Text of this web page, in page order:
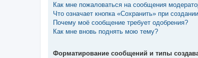
Как мне пожаловаться на сообщения
Что означает кнопка «Сохранить» при
Почему моё сообщение требует одобрения?
Как мне вновь поднять мою тему?
Форматирование сообщений и типы